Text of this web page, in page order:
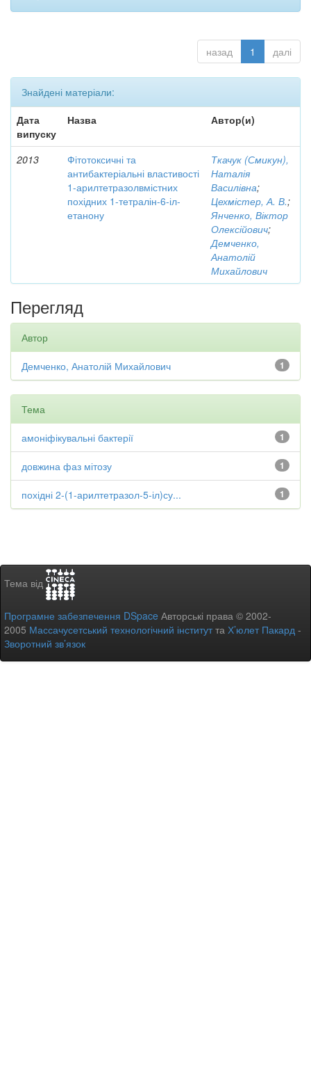
назад 1 далі
Знайдені матеріали:
Дата
випуску
Назва Автор(и)
2013
Фітотоксичні та
антибактеріальні властивості
1-арилтетразолвмістних
похідних 1-тетралін-6-іл-
етанону
Ткачук (Смикун),
Наталія
Василівна;
Цехмістер, А. В.;
Янченко, Віктор
Олексійович;
Демченко,
Анатолій
Михайлович
Перегляд
Автор
1
Демченко, Анатолій Михайлович
Тема
1
амоніфікувальні бактерії
1
довжина фаз мітозу
1
похідні 2-(1-арилтетразол-5-іл)су...
Тема від
Програмне забезпечення DSpace Авторські права © 2002-
2005 Массачусетський технологічний інститутта Х’юлет Пакард -
Зворотний зв’язок